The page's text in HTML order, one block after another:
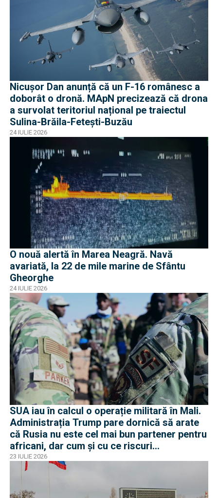
Nicușor Dan anunță că un F-16 românesc a
doborât o dronă. MApN precizează că drona
a survolat teritoriul național pe traiectul
Sulina-Brăila-Fetești-Buzău
24 IULIE 2026
O nouă alertă în Marea Neagră. Navă
avariată, la 22 de mile marine de Sfântu
Gheorghe
24 IULIE 2026
SUA iau în calcul o operație militară în Mali.
Administrația Trump pare dornică să arate
că Rusia nu este cel mai bun partener pentru
africani, dar cum și cu ce riscuri
operaționale?
23 IULIE 2026